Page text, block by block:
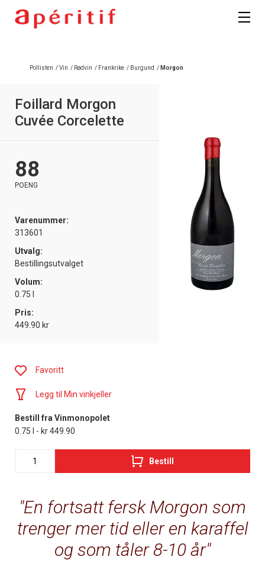
Pollisten /Vin / Rødvin / Frankrike / Burgund / Morgon
Foillard Morgon
Cuvée Corcelette
88
POENG
Varenummer:
313601
Utvalg:
Bestillingsutvalget
Volum:
0.75 l
Pris:
449.90 kr
En fortsatt fersk Morgon som
trenger mer tid eller en karaffel
og som tåler 8-10 år
Favoritt
Legg til Min vinkjeller
Bestill fra Vinmonopolet
0.75 l - kr 449.90
Bestill